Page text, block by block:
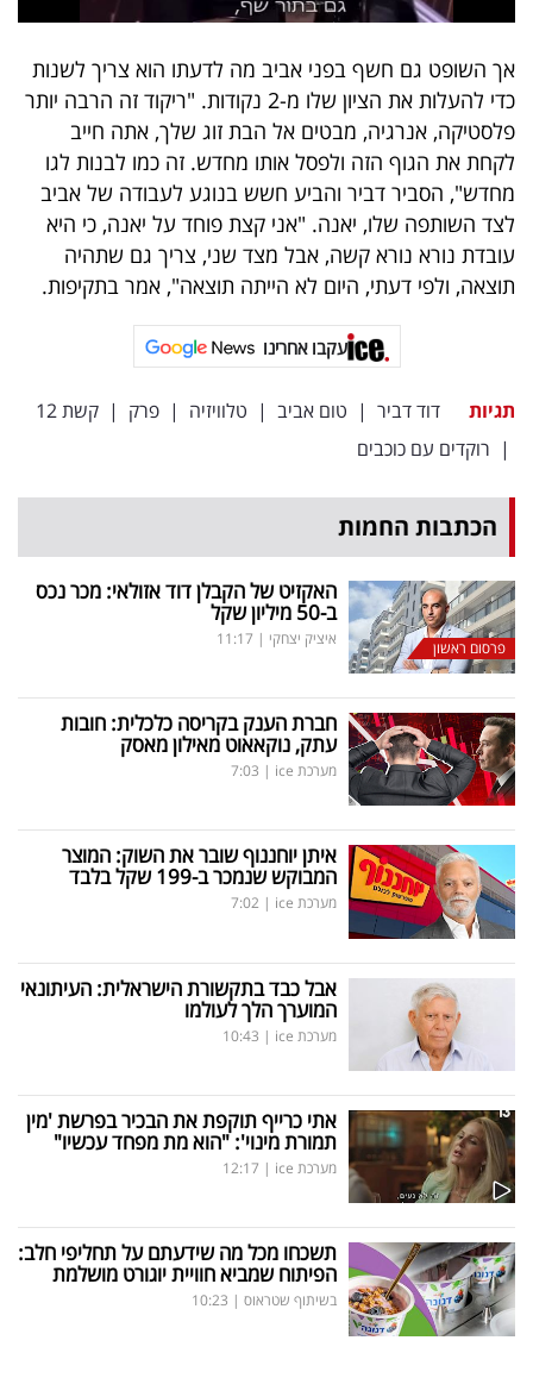
פרסמו
עקבו
אחרינו:
אך השופט גם חשף בפני אביב מה לדעתו הוא צריך לשנות
כדי להעלות את הציון שלו מ-2 נקודות. "ריקוד זה הרבה יותר
פלסטיקה, אנרגיה, מבטים אל הבת זוג שלך, אתה חייב
לקחת את הגוף הזה ולפסל אותו מחדש. זה כמו לבנות לגו
מחדש", הסביר דביר והביע חשש בנוגע לעבודה של אביב
לצד השותפה שלו, יאנה. "אני קצת פוחד על יאנה, כי היא
עובדת נורא נורא קשה, אבל מצד שני, צריך גם שתהיה
תוצאה, ולפי דעתי, היום לא הייתה תוצאה", אמר בתקיפות.
עקבו אחרינו
תגיות דוד דביר | טום אביב | טלוויזיה | פרק | קשת 12
| רוקדים עם כוכבים
הכתבות החמות
פרסום ראשון
האקזיט של הקבלן דוד אזולאי: מכר נכס
ב-50 מיליון שקל
איציק יצחקי |
11:17
חברת הענק בקריסה כלכלית: חובות
עתק, נוקאאוט מאילון מאסק
מערכת ice |
7:03
איתן יוחננוף שובר את השוק: המוצר
המבוקש שנמכר ב-199 שקל בלבד
מערכת ice |
7:02
אבל כבד בתקשורת הישראלית: העיתונאי
המוערך הלך לעולמו
מערכת ice |
10:43
אתי כרייף תוקפת את הבכיר בפרשת 'מין
תמורת מינוי': "הוא מת מפחד עכשיו"
מערכת ice |
12:17
תשכחו מכל מה שידעתם על תחליפי חלב:
הפיתוח שמביא חוויית יוגורט מושלמת
בשיתוף שטראוס |
10:23